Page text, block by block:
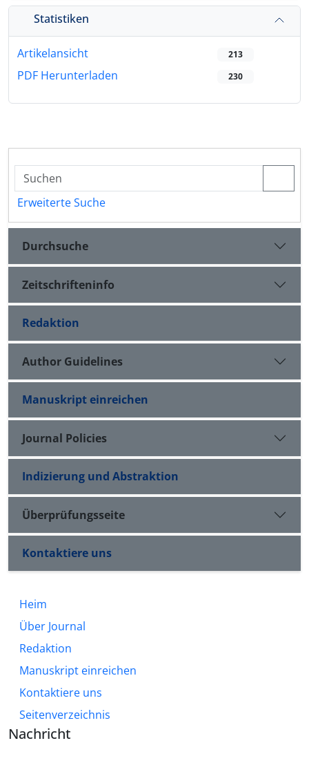
Statistiken
Artikelansicht 213
PDF Herunterladen 230
Erweiterte Suche
Durchsuche
Zeitschrifteninfo
Redaktion
Author Guidelines
Manuskript einreichen
Journal Policies
Indizierung und Abstraktion
Überprüfungsseite
Kontaktiere uns
Heim
Über Journal
Redaktion
Manuskript einreichen
Kontaktiere uns
Seitenverzeichnis
Nachricht